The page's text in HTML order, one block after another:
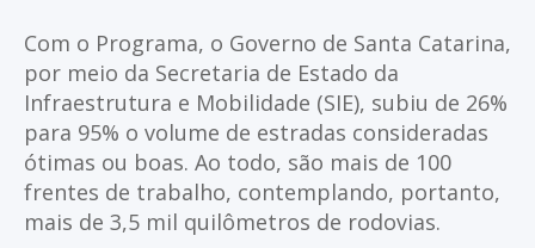
Com o Programa, o Governo de Santa Catarina,
por meio da Secretaria de Estado da
Infraestrutura e Mobilidade (SIE), subiu de 26%
para 95% o volume de estradas consideradas
ótimas ou boas. Ao todo, são mais de 100
frentes de trabalho, contemplando, portanto,
mais de 3,5 mil quilômetros de rodovias.